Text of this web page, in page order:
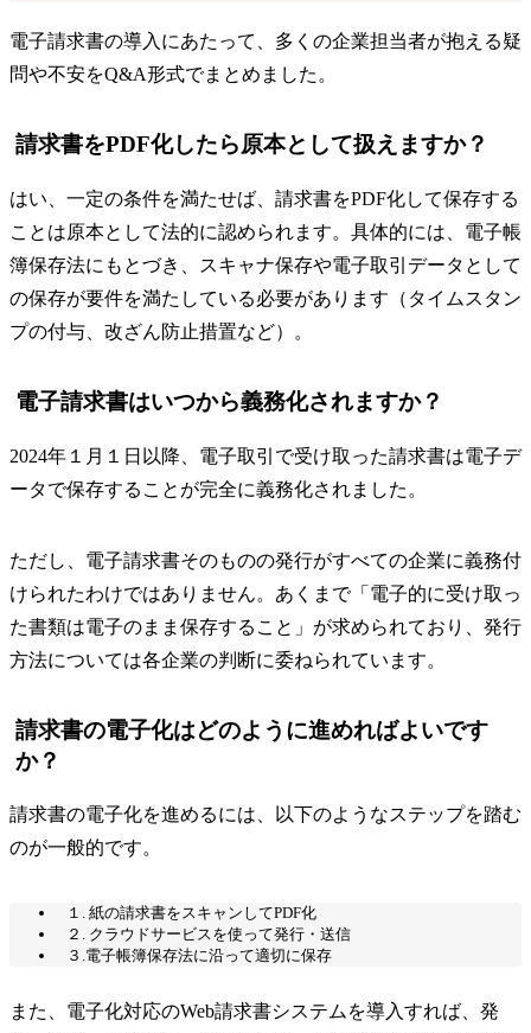
電子請求書の導入にあたって、多くの企業担当者が抱える疑
問や不安をQ&A形式でまとめました。
請求書をPDF化したら原本として扱えますか？
はい、一定の条件を満たせば、請求書をPDF化して保存する
ことは原本として法的に認められます。具体的には、電子帳
簿保存法にもとづき、スキャナ保存や電子取引データとして
の保存が要件を満たしている必要があります（タイムスタン
プの付与、改ざん防止措置など）。
電子請求書はいつから義務化されますか？
2024年１月１日以降、電子取引で受け取った請求書は電子デ
ータで保存することが完全に義務化されました。
ただし、電子請求書そのものの発行がすべての企業に義務付
けられたわけではありません。あくまで「電子的に受け取っ
た書類は電子のまま保存すること」が求められており、発行
方法については各企業の判断に委ねられています。
請求書の電子化はどのように進めればよいです
か？
請求書の電子化を進めるには、以下のようなステップを踏む
のが一般的です。
１. 紙の請求書をスキャンしてPDF化
２. クラウドサービスを使って発行・送信
３.電子帳簿保存法に沿って適切に保存
また、電子化対応のWeb請求書システムを導入すれば、発